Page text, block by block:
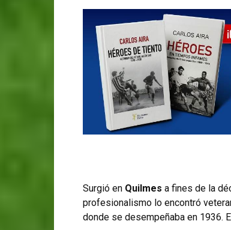
Surgió en Quilmes a fines de la
profesionalismo lo encontró
donde se desempeñaba en 1936.